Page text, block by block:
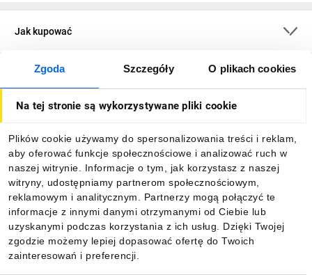
Zgoda Szczegóły O plikach cookies
Na tej stronie są wykorzystywane pliki cookie
Plików cookie używamy do spersonalizowania treści i reklam,
aby oferować funkcje społecznościowe i analizować ruch w
naszej witrynie. Informacje o tym, jak korzystasz z naszej
witryny, udostępniamy partnerom społecznościowym,
reklamowym i analitycznym. Partnerzy mogą połączyć te
informacje z innymi danymi otrzymanymi od Ciebie lub
uzyskanymi podczas korzystania z ich usług. Dzięki Twojej
zgodzie możemy lepiej dopasować ofertę do Twoich
zainteresowań i preferencji.
Jak kupować
O firmie
Informacje
Pobierz naszą aplikację mobilną: